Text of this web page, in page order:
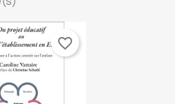
favorite_border